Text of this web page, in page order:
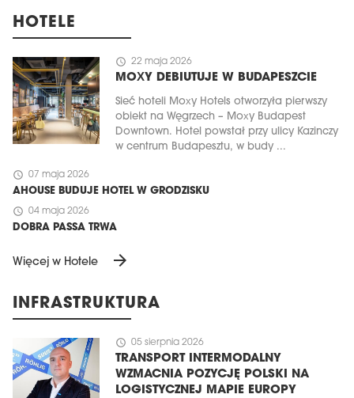
HOTELE
schedule 22 maja 2026
MOXY DEBIUTUJE W BUDAPESZCIE
Sieć hoteli Moxy Hotels otworzyła pierwszy
obiekt na Węgrzech – Moxy Budapest
Downtown. Hotel powstał przy ulicy Kazinczy
w centrum Budapesztu, w budy ...
schedule 07 maja 2026
AHOUSE BUDUJE HOTEL W GRODZISKU
schedule 04 maja 2026
DOBRA PASSA TRWA
Więcej w Hotele arrow_forward
INFRASTRUKTURA
schedule 05 sierpnia 2026
TRANSPORT INTERMODALNY
WZMACNIA POZYCJĘ POLSKI NA
LOGISTYCZNEJ MAPIE EUROPY